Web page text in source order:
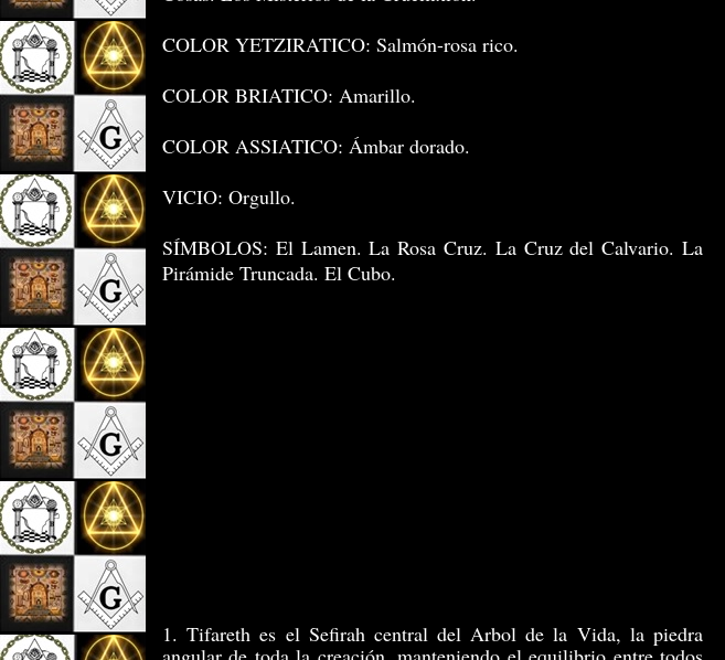
COLOR YETZIRATICO: Salmón-rosa rico.
COLOR BRIATICO: Amarillo.
COLOR ASSIATICO: Ámbar dorado.
VICIO: Orgullo.
SÍMBOLOS: El Lamen. La Rosa Cruz. La Cruz del Calvario. La
Pirámide Truncada. El Cubo.
1. Tifareth es el Sefirah central del Arbol de la Vida, la piedra
angular de toda la creación, manteniendo el equilibrio entre todos